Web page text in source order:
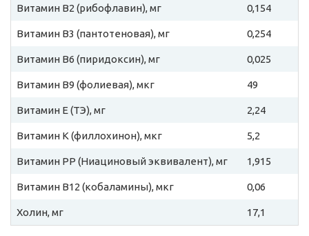
Витамин B2 (рибофлавин), мг 0,154
Витамин B3 (пантотеновая), мг 0,254
Витамин B6 (пиридоксин), мг 0,025
Витамин B9 (фолиевая), мкг 49
Витамин E (ТЭ), мг 2,24
Витамин К (филлохинон), мкг 5,2
Витамин PP (Ниациновый эквивалент), мг 1,915
Витамин B12 (кобаламины), мкг 0,06
Холин, мг 17,1